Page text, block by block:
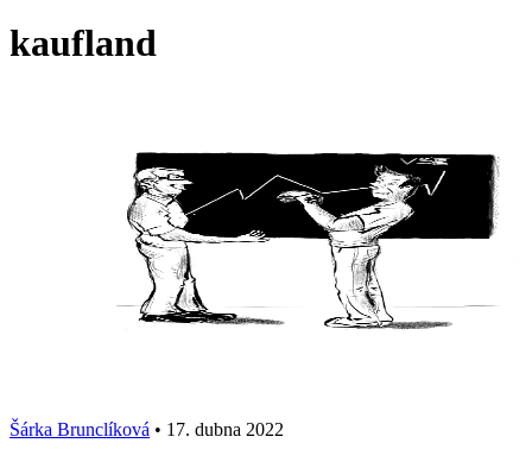
kaufland
Šárka Brunclíková • 17. dubna 2022